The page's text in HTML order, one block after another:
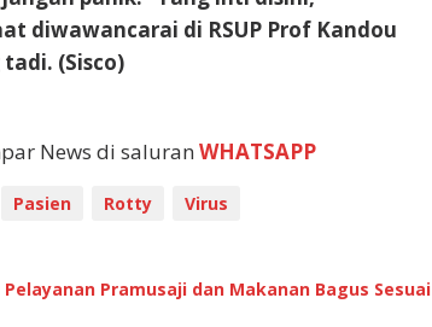
diwawancarai di RSUP Prof Kandou
(Sisco)
News di saluran WHATSAPP
Pasien Rotty Virus
Pramusaji dan Makanan Bagus Sesuai